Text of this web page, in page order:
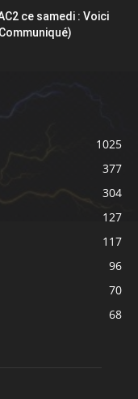
ce samedi : Voici
1025
377
304
127
117
96
70
68